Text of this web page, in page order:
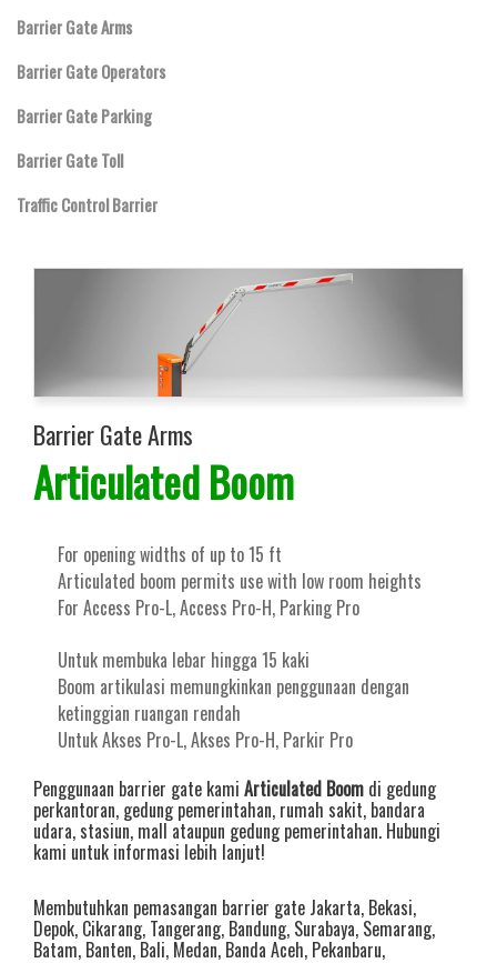
Barrier Gate Arms
Barrier Gate Operators
Barrier Gate Parking
Barrier Gate Toll
Traffic Control Barrier
Barrier Gate Arms
Articulated Boom
For opening widths of up to 15 ft
Articulated boom permits use with low room heights
For Access Pro-L, Access Pro-H, Parking Pro
Untuk membuka lebar hingga 15 kaki
Boom artikulasi memungkinkan penggunaan dengan
ketinggian ruangan rendah
Untuk Akses Pro-L, Akses Pro-H, Parkir Pro
Penggunaan barrier gate kami Articulated Boom di gedung
perkantoran, gedung pemerintahan, rumah sakit, bandara
udara, stasiun, mall ataupun gedung pemerintahan. Hubungi
kami untuk informasi lebih lanjut!
Membutuhkan pemasangan barrier gate Jakarta, Bekasi,
Depok, Cikarang, Tangerang, Bandung, Surabaya, Semarang,
Batam, Banten, Bali, Medan, Banda Aceh, Pekanbaru,